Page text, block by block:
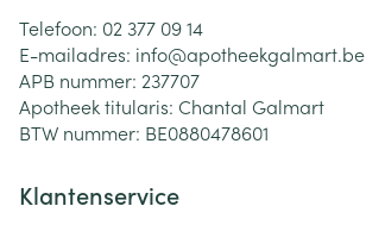
Telefoon: 02 377 09 14
E-mailadres: info@apotheekgalmart.be
APB nummer: 237707
Apotheek titularis: Chantal Galmart
BTW nummer: BE0880478601
Klantenservice